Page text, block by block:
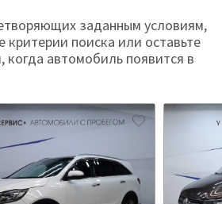
заданным условиям,
критерии поиска или оставьте
автомобиль появится в